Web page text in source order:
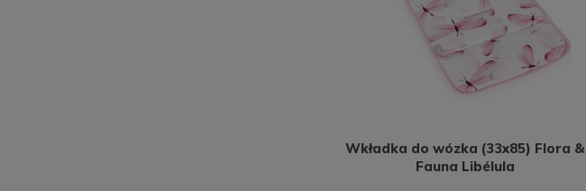
Wkładka do wózka (33x85) Flora &
Fauna Libélula